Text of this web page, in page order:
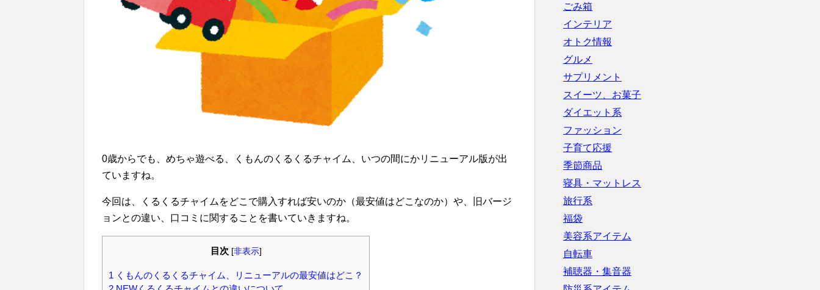
0歳からでも、めちゃ遊べる、くもんのくるくるチャイム、いつの間にかリニューアル版が出
ていますね。
今回は、くるくるチャイムをどこで購入すれば安いのか（最安値はどこなのか）や、旧バージ
ョンとの違い、口コミに関することを書いていきますね。
目次 [非表示]
1 くもんのくるくるチャイム、リニューアルの最安値はどこ？
ごみ箱
インテリア
オトク情報
グルメ
サプリメント
スイーツ、お菓子
ダイエット系
ファッション
子育て応援
季節商品
寝具・マットレス
旅行系
福袋
美容系アイテム
自転車
補聴器・集音器